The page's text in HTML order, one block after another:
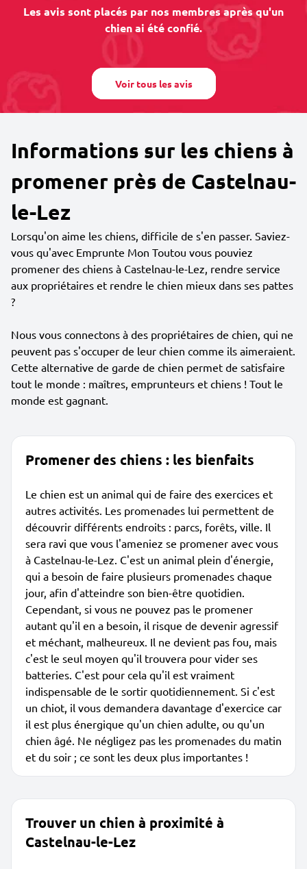
Les avis sont placés par nos membres après qu'un
chien ai été confié.
Voir tous les avis
Informations sur les chiens à
promener près de Castelnau-
le-Lez
Lorsqu'on aime les chiens, difficile de s'en passer. Saviez-
vous qu'avec Emprunte Mon Toutou vous pouviez
promener des chiens à Castelnau-le-Lez, rendre service
aux propriétaires et rendre le chien mieux dans ses pattes
?
Nous vous connectons à des propriétaires de chien, qui ne
peuvent pas s'occuper de leur chien comme ils aimeraient.
Cette alternative de garde de chien permet de satisfaire
tout le monde : maîtres, emprunteurs et chiens ! Tout le
monde est gagnant.
Promener des chiens : les bienfaits
Le chien est un animal qui de faire des exercices et
autres activités. Les promenades lui permettent de
découvrir différents endroits : parcs, forêts, ville. Il
sera ravi que vous l'ameniez se promener avec vous
à Castelnau-le-Lez. C'est un animal plein d'énergie,
qui a besoin de faire plusieurs promenades chaque
jour, afin d'atteindre son bien-être quotidien.
Cependant, si vous ne pouvez pas le promener
autant qu'il en a besoin, il risque de devenir agressif
et méchant, malheureux. Il ne devient pas fou, mais
c'est le seul moyen qu'il trouvera pour vider ses
batteries. C'est pour cela qu'il est vraiment
indispensable de le sortir quotidiennement. Si c'est
un chiot, il vous demandera davantage d'exercice car
il est plus énergique qu'un chien adulte, ou qu'un
chien âgé. Ne négligez pas les promenades du matin
et du soir ; ce sont les deux plus importantes !
Trouver un chien à proximité à
Castelnau-le-Lez